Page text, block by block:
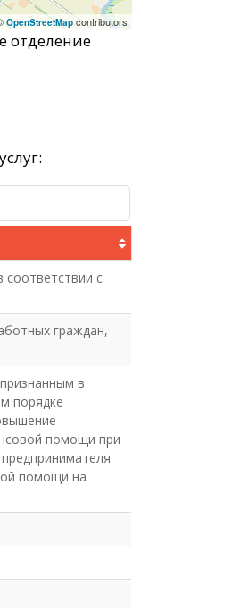
OpenStreetMapcontributors
отделение
соответствии с
граждан,
в
порядке
помощи при
помощи на